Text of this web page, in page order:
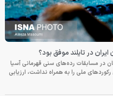
در تایلند موفق بود؟
در مسابقات رده‌های سنی قهرمانی آسیا
رکوردهای ملی را به همراه نداشت، ارزیابی